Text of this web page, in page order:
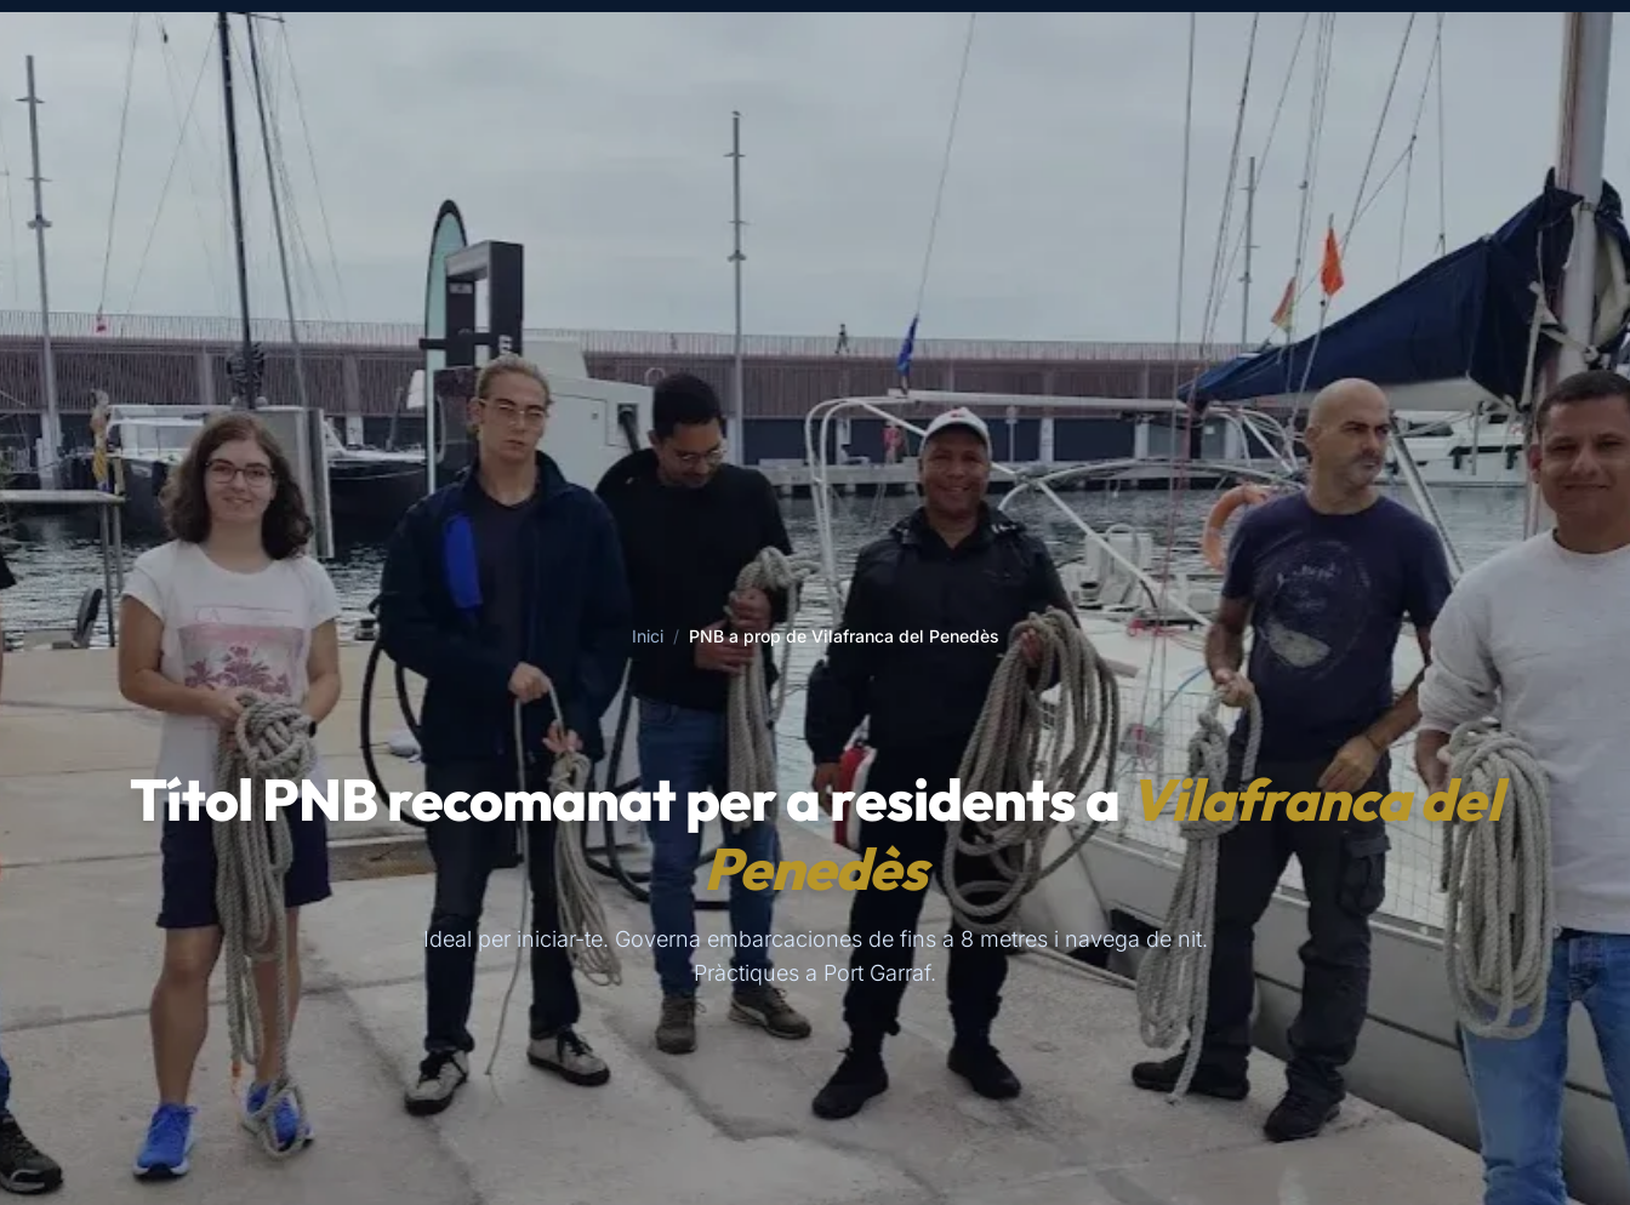
Inici / PNB a prop de Vilafranca del Penedès
Títol PNB recomanat per a residents aVilafranca del
Penedès
Ideal per iniciar-te. Governa embarcaciones de fins a 8 metres i navega de nit.
Pràctiques a Port Garraf.